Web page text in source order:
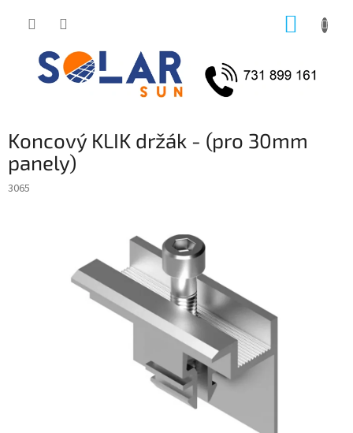
Koncový KLIK držák - (pro 30mm
panely)
3065